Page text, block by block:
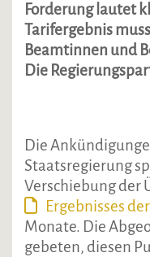
Forderung lautet
Tarifergebnis
Beamtinnen und
Die
Die
Staatsregierung
Verschiebung der
Ergebnisses
Monate. Die
gebeten, diesen